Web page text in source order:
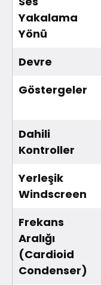
Yakalama
Yönü
Devre
Göstergeler
Dahili
Kontroller
Yerleşik
Windscreen
Frekans
Aralığı
(Cardioid
Condenser)